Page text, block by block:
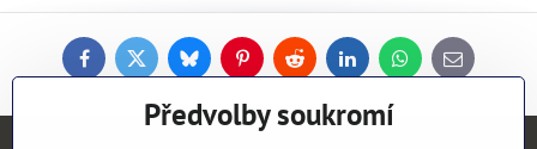
FacebookTwitterBlueskyPinterestReddit LinkedInWhatsApp
E-
mail
Předvolby soukromí